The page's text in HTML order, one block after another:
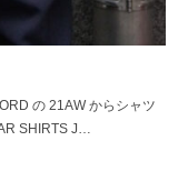
の 21AW からシャツ
SHIRTS J…